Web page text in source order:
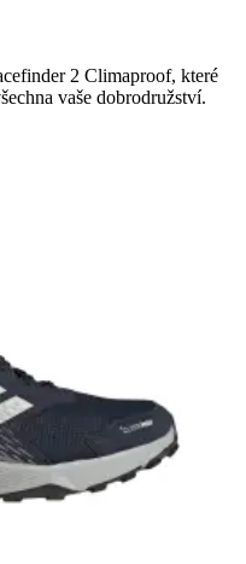
2 Climaproof, které
vaše dobrodružství.